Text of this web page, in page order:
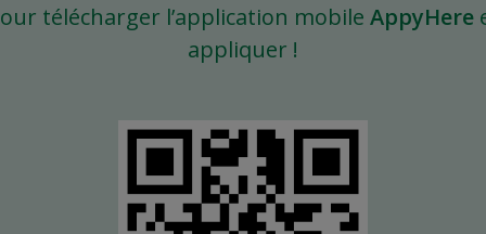
télécharger l’application mobile AppyHere
appliquer !